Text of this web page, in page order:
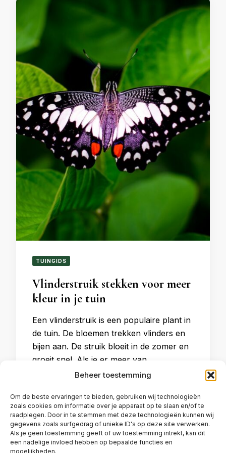
Beheer toestemming
Om de beste ervaringen te bieden, gebruiken wij technologieën
zoals cookies om informatie over je apparaat op te slaan en/of te
raadplegen. Door in te stemmen met deze technologieën kunnen wij
gegevens zoals surfgedrag of unieke ID's op deze site verwerken.
Als je geen toestemming geeft of uw toestemming intrekt, kan dit
een nadelige invloed hebben op bepaalde functies en
mogelijkheden.
TUINGIDS
Vlinderstruik stekken voor meer
kleur in je tuin
Een vlinderstruik is een populaire plant in
de tuin. De bloemen trekken vlinders en
bijen aan. De struik bloeit in de zomer en
groeit snel. Als je er meer van …
JUNI 29, 2025